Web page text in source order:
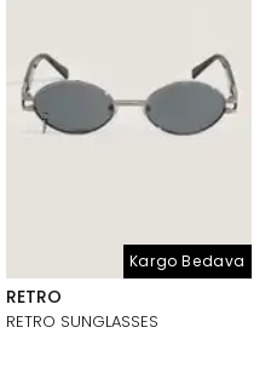
Kargo Bedava
RETRO
RETRO SUNGLASSES